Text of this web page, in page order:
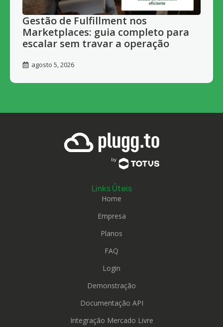
Gestão de Fulfillment nos
Marketplaces: guia completo para
escalar sem travar a operação
agosto 5, 2026
Links Úteis
Home
Empresa
Planos
FAQ
Login
Demonstração
Documentação API
Integração Mercado Livre